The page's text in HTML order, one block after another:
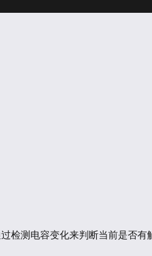
检测电容变化来判断当前是否有